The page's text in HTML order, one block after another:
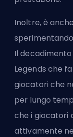
Inoltre, è
Il decadimento
Legends che
giocatori che
per lungo
che i giocatori
attivamente